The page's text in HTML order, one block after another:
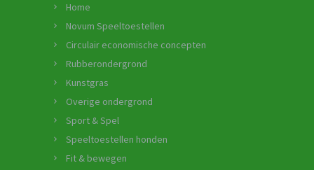
Home
Novum Speeltoestellen
Circulair economische concepten
Rubberondergrond
Kunstgras
Overige ondergrond
Sport & Spel
Speeltoestellen honden
Fit & bewegen